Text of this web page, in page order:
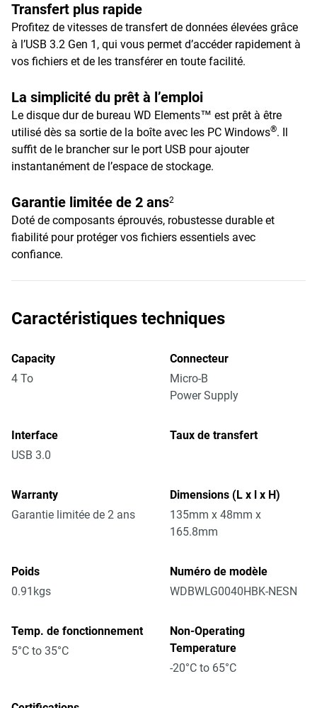
Transfert plus rapide
Profitez de vitesses de transfert de données élevées grâce
à l’USB 3.2 Gen 1, qui vous permet d’accéder rapidement à
vos fichiers et de les transférer en toute facilité.
La simplicité du prêt à l’emploi
Le disque dur de bureau WD Elements™ est prêt à être
utilisé dès sa sortie de la boîte avec les PC Windows®. Il
suffit de le brancher sur le port USB pour ajouter
instantanément de l’espace de stockage.
Garantie limitée de 2 ans2
Doté de composants éprouvés, robustesse durable et
fiabilité pour protéger vos fichiers essentiels avec
confiance.
Caractéristiques techniques
Capacity
4 To
Connecteur
Micro-B
Power Supply
Interface
USB 3.0
Taux de transfert
Warranty
Garantie limitée de 2 ans
Dimensions (L x l x H)
135mm x 48mm x
165.8mm
Poids
0.91kgs
Numéro de modèle
WDBWLG0040HBK-NESN
Temp. de fonctionnement
5°C to 35°C
Non-Operating
Temperature
-20°C to 65°C